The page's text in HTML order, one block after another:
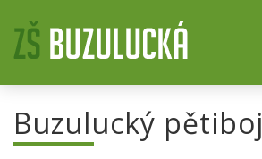
Buzulucký pětiboj